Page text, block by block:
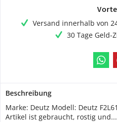
Versand innerhalb von
30 Tage Geld-
Beschreibung
Marke: Deutz Modell: Deutz
Artikel ist gebraucht, rostig und...